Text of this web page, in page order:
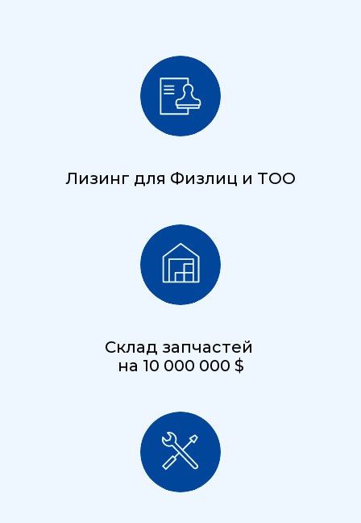
Лизинг для Физлиц и ТОО
Склад запчастей
на 10 000 000 $